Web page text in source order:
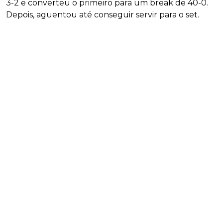
3-2 e converteu o primeiro para um break de 40-0.
Depois, aguentou até conseguir servir para o set.